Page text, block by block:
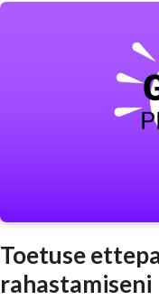
Toetuse
rahastamiseni